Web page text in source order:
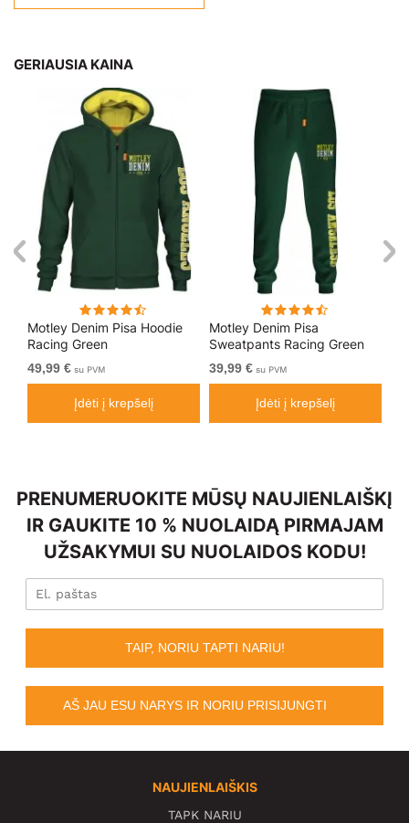
GERIAUSIA KAINA
Motley Denim Pisa Hoodie
Racing Green
49,99 € su PVM
Įdėti į krepšelį
Motley Denim Pisa
Sweatpants Racing Green
39,99 € su PVM
Įdėti į krepšelį
PRENUMERUOKITE MŪSŲ NAUJIENLAIŠKĮ
IR GAUKITE 10 % NUOLAIDĄ PIRMAJAM
UŽSAKYMUI SU NUOLAIDOS KODU!
TAIP, NORIU TAPTI NARIU!
AŠ JAU ESU NARYS IR NORIU PRISIJUNGTI
NAUJIENLAIŠKIS
TAPK NARIU